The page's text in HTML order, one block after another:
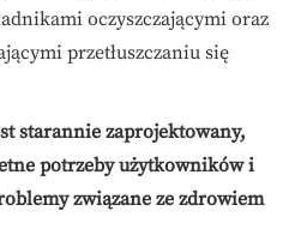
oczyszczającymi oraz
przetłuszczaniu się
starannie zaprojektowany,
potrzeby użytkowników i
związane ze zdrowiem